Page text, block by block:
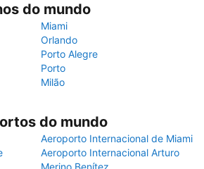
do mundo
Miami
Orlando
Porto Alegre
Porto
Milão
do mundo
Aeroporto Internacional de Miami
Aeroporto Internacional Arturo
Merino Benítez